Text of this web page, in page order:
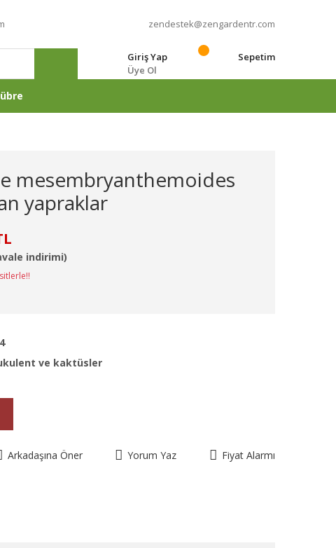
zendestek@zengardentr.com
Giriş Yap
Üye Ol
Sepetim
mesembryanthemoides
yapraklar
indirimi)
ve kaktüsler
Arkadaşına Öner Yorum Yaz Fiyat Alarmı